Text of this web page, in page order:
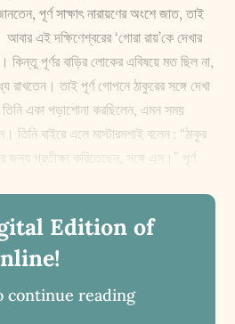
পূর্ণ সাক্ষাৎ নারায়ণের অংশে জাত, তাই
এই দক্ষিণেশ্বরের ‘গোরা রায়’কে দেখার
পূর্ণর বাড়ির লোকের এবিষয়ে মত ছিল না,
রাখতেন। তাই পূর্ণ গোপনে ঠাকুরের সঙ্গে দেখা
একা পড়াশোনা করছিলেন, এমন সময়
তিনি বাইরে এলে মাস্টারমশাই বলেন : “ঠাকুর
জন্য প্রতীক্ষা করিতেছেন, সঙ্গে এস।” পূর্ণ
Edition of
continue reading